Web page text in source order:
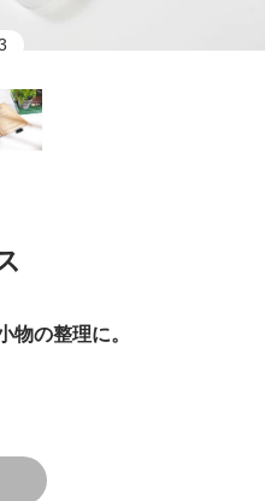
物の整理に。